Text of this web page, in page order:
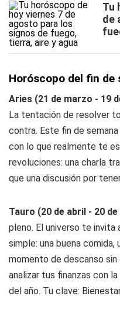
Tu
de
Horóscopo del fin de
Aries (21 de marzo - 19
La tentación de resolver
contra. Este fin de
con lo que realmente te
revoluciones: una charla
que una discusión por
Tauro (20 de abril - 20
pleno. El universo te
simple: una buena comida,
momento de descanso
analizar tus finanzas con
del año. Tu clave: